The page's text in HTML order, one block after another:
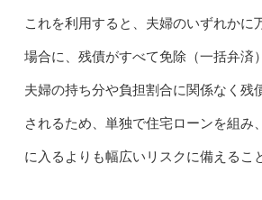
これを利用すると、夫婦のいずれかに
場合に、残債がすべて免除（一括弁済
夫婦の持ち分や負担割合に関係なく残
されるため、単独で住宅ローンを組み
に入るよりも幅広いリスクに備えるこ